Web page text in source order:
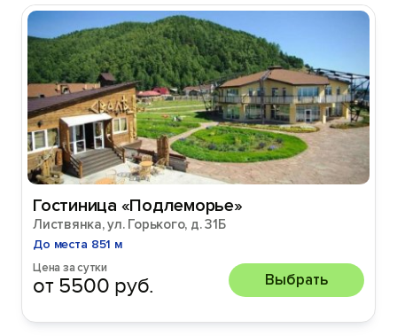
Гостиница «Подлеморье»
Листвянка, ул. Горького, д. 31Б
До места 851 м
Цена за сутки
от 5500 руб. Выбрать